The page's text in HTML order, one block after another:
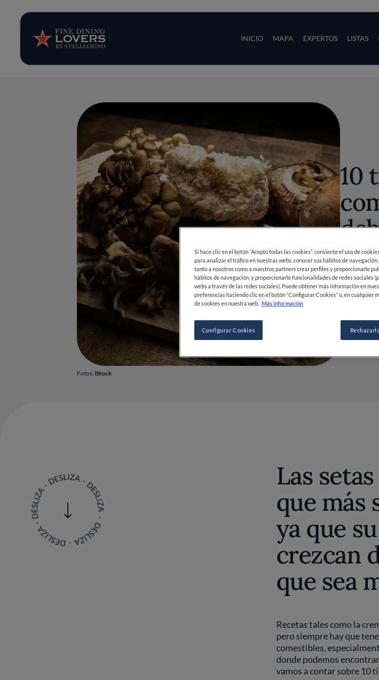
INICIO MAPA EXPERTOS LISTAS
Opinión y noticias
Recetas
Consejos y trucos
Series
Fotos: iStock
10
24 FEB
PORFINE
Las
que más
ya que
crezcan
que sea
Recetas tales como la
pero siempre hay que
comestibles,
donde podemos
vamos a contar sobre 10
Si hace clic en el botón “Acepto todas las cookies”, consiente el uso de
para analizar el tráfico en nuestras webs, conocer sus hábitos de
tanto a nosotros como a nuestros partners crear perfiles y proporcionarle
hábitos de navegación, y proporcionarle funcionalidades de redes sociales
webs a través de las redes sociales). Puede obtener más información en
preferencias haciendo clic en el botón “Configurar Cookies” o, en cualquier
de cookies en nuestra web. Más información
Configurar Cookies